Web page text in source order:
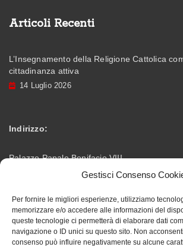
Gestisci Consenso
Per fornire le migliori esperienze, utilizziamo
memorizzare e/o accedere alle informazioni del
queste tecnologie ci permetterà di elaborare dati
navigazione o ID unici su questo sito. Non
consenso può influire negativamente su alcune
Articoli Recenti
L’Insegnamento della Religione Cattolica
cittadinanza attiva
14 Luglio 2026
Indirizzo:
Palazzo Papale Bonifacio VIII
Email: info@accademiabonifaciana.eu
Telefono:328 5354419